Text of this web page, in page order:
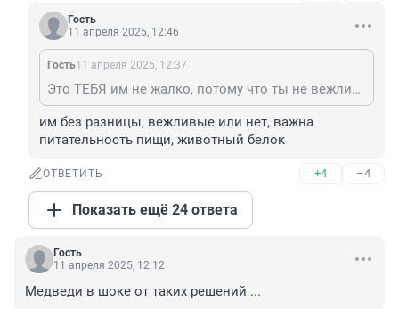
Гость
11 апреля 2025, 12:46
Гость11 апреля 2025, 12:37
Это ТЕБЯ им не жалко, потому что ты не вежливый.
им без разницы, вежливые или нет, важна
питательность пищи, животный белок
ОТВЕТИТЬ +4 –4
Показать ещё 24 ответа
Гость
11 апреля 2025, 12:12
Медведи в шоке от таких решений ...